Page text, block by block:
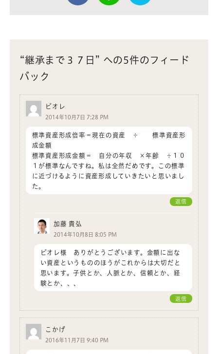
“継承まで３７日” への5件のフィード
バック
ビオレ
2014年10月7日 7:28 PM
標準資産形成倍率＝現在の資産 ÷ 標準資産形
成金額
標準資産形成金額＝ 自分の年収 ×年齢 ÷１０
１が標準なんですね。私は全然だめです。この標準
に近づけるように資産形成していきたいと思いまし
た。
返信
加藤 貴弘
2014年10月8日 8:05 PM
ビオレ様 ありがとうございます。金額に出な
い資産というもののほうがこれからは大切だと
思います。子供とか、人脈とか、信頼とか、経
験とか、、、
返信
こかげ
2016年11月7日 9:40 PM